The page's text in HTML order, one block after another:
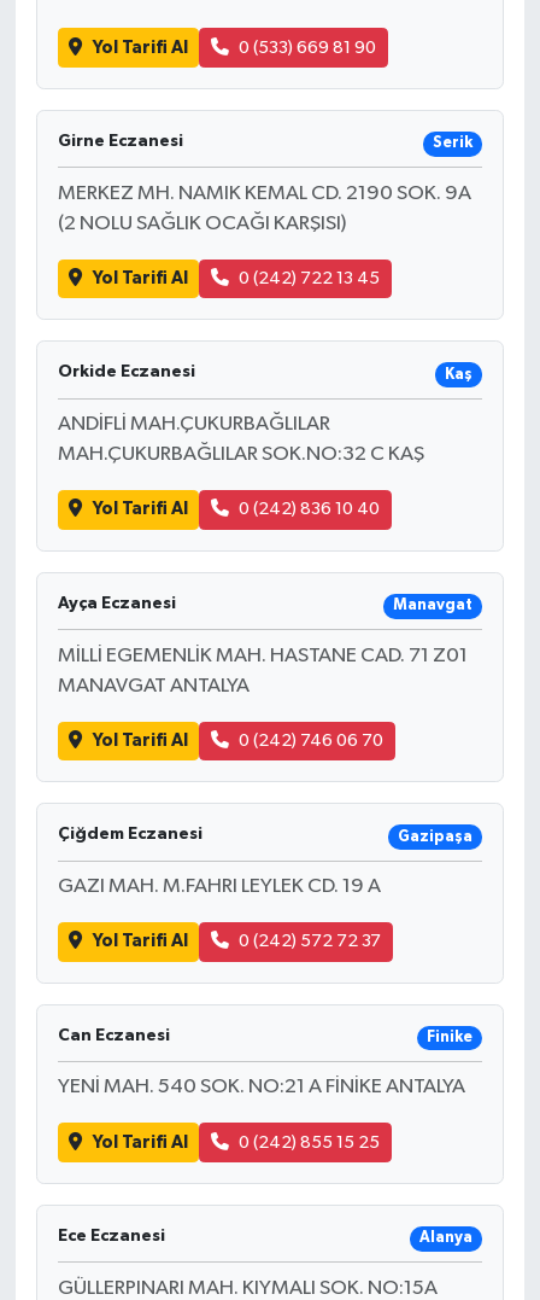
Yol Tarifi Al 0 (533) 669 81 90
Girne Eczanesi Serik
MERKEZ MH. NAMIK KEMAL CD. 2190 SOK. 9A
(2 NOLU SAĞLIK OCAĞI KARŞISI)
Yol Tarifi Al 0 (242) 722 13 45
Orkide Eczanesi Kaş
ANDİFLİ MAH.ÇUKURBAĞLILAR
MAH.ÇUKURBAĞLILAR SOK.NO:32 C KAŞ
Yol Tarifi Al 0 (242) 836 10 40
Ayça Eczanesi Manavgat
MİLLİ EGEMENLİK MAH. HASTANE CAD. 71 Z01
MANAVGAT ANTALYA
Yol Tarifi Al 0 (242) 746 06 70
Çiğdem Eczanesi Gazipaşa
GAZI MAH. M.FAHRI LEYLEK CD. 19 A
Yol Tarifi Al 0 (242) 572 72 37
Can Eczanesi Finike
YENİ MAH. 540 SOK. NO:21 A FİNİKE ANTALYA
Yol Tarifi Al 0 (242) 855 15 25
Ece Eczanesi Alanya
GÜLLERPINARI MAH. KIYMALI SOK. NO:15A